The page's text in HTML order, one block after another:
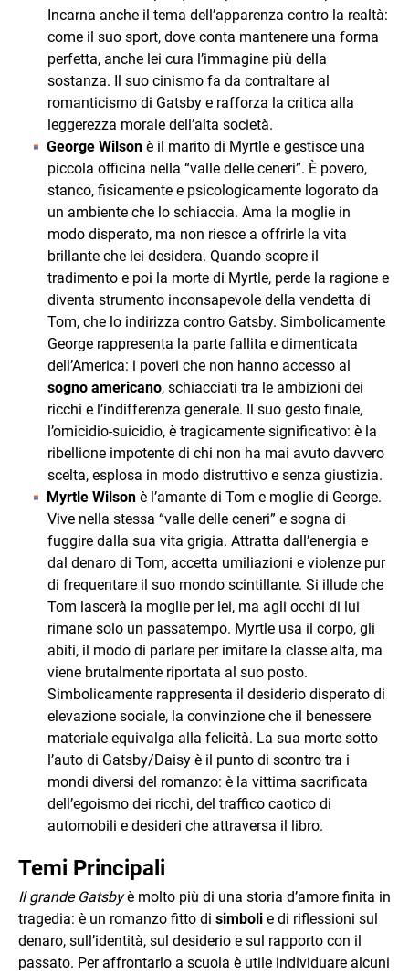
Incarna anche il tema dell’apparenza contro la realtà:
come il suo sport, dove conta mantenere una forma
perfetta, anche lei cura l’immagine più della
sostanza. Il suo cinismo fa da contraltare al
romanticismo di Gatsby e rafforza la critica alla
leggerezza morale dell’alta società.
George Wilson è il marito di Myrtle e gestisce una
piccola officina nella “valle delle ceneri”. È povero,
stanco, fisicamente e psicologicamente logorato da
un ambiente che lo schiaccia. Ama la moglie in
modo disperato, ma non riesce a offrirle la vita
brillante che lei desidera. Quando scopre il
tradimento e poi la morte di Myrtle, perde la ragione e
diventa strumento inconsapevole della vendetta di
Tom, che lo indirizza contro Gatsby. Simbolicamente
George rappresenta la parte fallita e dimenticata
dell’America: i poveri che non hanno accesso al
sogno americano, schiacciati tra le ambizioni dei
ricchi e l’indifferenza generale. Il suo gesto finale,
l’omicidio-suicidio, è tragicamente significativo: è la
ribellione impotente di chi non ha mai avuto davvero
scelta, esplosa in modo distruttivo e senza giustizia.
Myrtle Wilson è l’amante di Tom e moglie di George.
Vive nella stessa “valle delle ceneri” e sogna di
fuggire dalla sua vita grigia. Attratta dall’energia e
dal denaro di Tom, accetta umiliazioni e violenze pur
di frequentare il suo mondo scintillante. Si illude che
Tom lascerà la moglie per lei, ma agli occhi di lui
rimane solo un passatempo. Myrtle usa il corpo, gli
abiti, il modo di parlare per imitare la classe alta, ma
viene brutalmente riportata al suo posto.
Simbolicamente rappresenta il desiderio disperato di
elevazione sociale, la convinzione che il benessere
materiale equivalga alla felicità. La sua morte sotto
l’auto di Gatsby/Daisy è il punto di scontro tra i
mondi diversi del romanzo: è la vittima sacrificata
dell’egoismo dei ricchi, del traffico caotico di
automobili e desideri che attraversa il libro.
Temi Principali
Il grande Gatsbyè molto più di una storia d’amore finita in
tragedia: è un romanzo fitto di simboli e di riflessioni sul
denaro, sull’identità, sul desiderio e sul rapporto con il
passato. Per affrontarlo a scuola è utile individuare alcuni